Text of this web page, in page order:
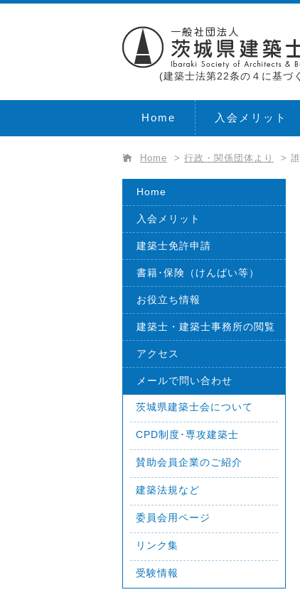
(建築士法第22条の４に基づ
Home 入会メリット
Home > 行政・関係団体より >
Home
入会メリット
建築士免許申請
書籍･保険（けんばい等）
お役立ち情報
建築士・建築士事務所の閲覧
アクセス
メールで問い合わせ
茨城県建築士会について
CPD制度･専攻建築士
賛助会員企業のご紹介
建築法規など
委員会用ページ
リンク集
受験情報